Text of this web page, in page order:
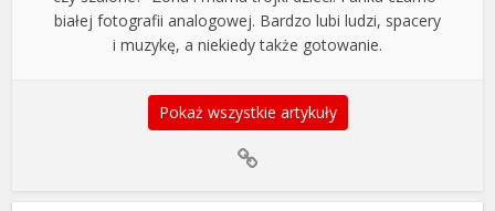
białej fotografii analogowej. Bardzo lubi ludzi, spacery
i muzykę, a niekiedy także gotowanie.
Pokaż wszystkie artykuły